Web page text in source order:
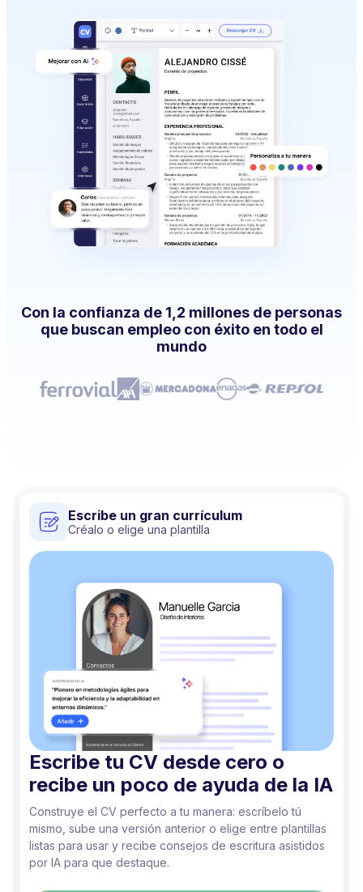
Con la confianza de 1,2 millones de personas
que buscan empleo con éxito en todo el
mundo
Escribe un gran currículum
Créalo o elige una plantilla
Escribe tu CV desde cero o
recibe un poco de ayuda de la IA
Construye el CV perfecto a tu manera: escríbelo tú
mismo, sube una versión anterior o elige entre plantillas
listas para usar y recibe consejos de escritura asistidos
por IA para que destaque.